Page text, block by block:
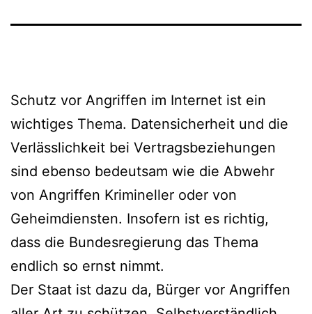
Schutz vor Angriffen im Internet ist ein
wichtiges Thema. Datensicherheit und die
Verlässlichkeit bei Vertragsbeziehungen
sind ebenso bedeutsam wie die Abwehr
von Angriffen Krimineller oder von
Geheimdiensten. Insofern ist es richtig,
dass die Bundesregierung das Thema
endlich so ernst nimmt.
Der Staat ist dazu da, Bürger vor Angriffen